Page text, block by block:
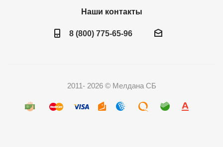
Наши контакты
8 (800) 775-65-96
2011- 2026 © Мелдана СБ